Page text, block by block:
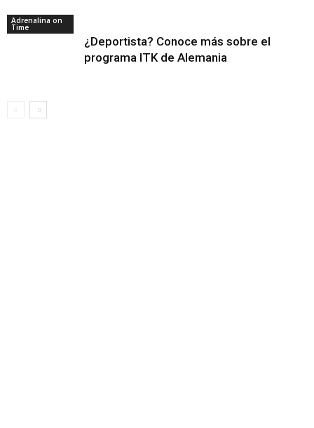
Adrenalina on
Time
¿Deportista? Conoce más sobre el
programa ITK de Alemania